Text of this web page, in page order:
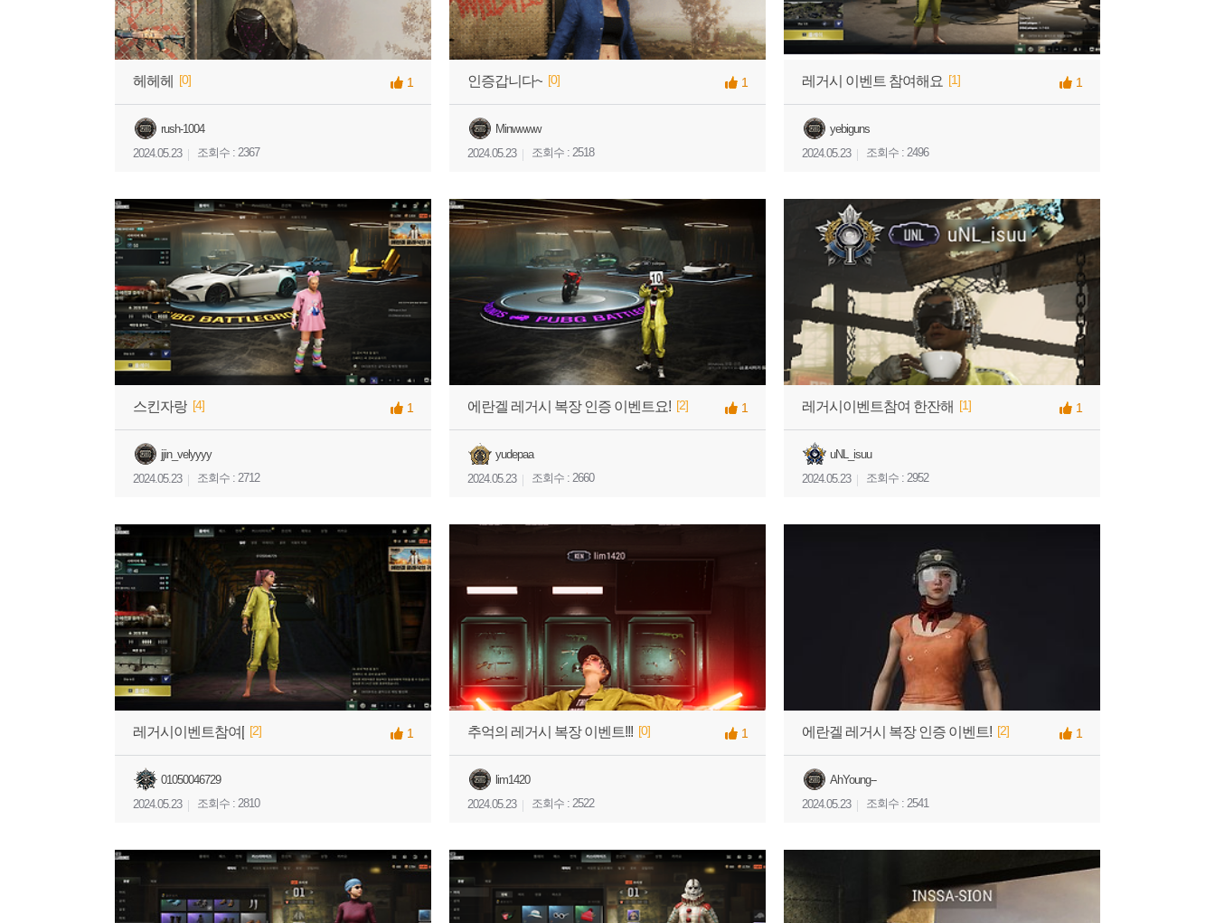
1
[0]
헤헤헤
rush-1004
2024.05.23
조회수 : 2367
1
[0]
인증갑니다~
Minwwww
2024.05.23
조회수 : 2518
1
[1]
레거시 이벤트 참여해요
yebiguns
2024.05.23
조회수 : 2496
1
[4]
스킨자랑
jjin_velyyyy
2024.05.23
조회수 : 2712
1
[2]
에란겔 레거시 복장 인증 이벤트요!
yudepaa
2024.05.23
조회수 : 2660
1
[1]
레거시이벤트참여 한잔해
uNL_isuu
2024.05.23
조회수 : 2952
1
[2]
레거시이벤트참여[
01050046729
2024.05.23
조회수 : 2810
1
[0]
추억의 레거시 복장 이벤트!!!
lim1420
2024.05.23
조회수 : 2522
1
[2]
에란겔 레거시 복장 인증 이벤트!
AhYoung--
2024.05.23
조회수 : 2541